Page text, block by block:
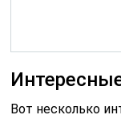
Вот несколько